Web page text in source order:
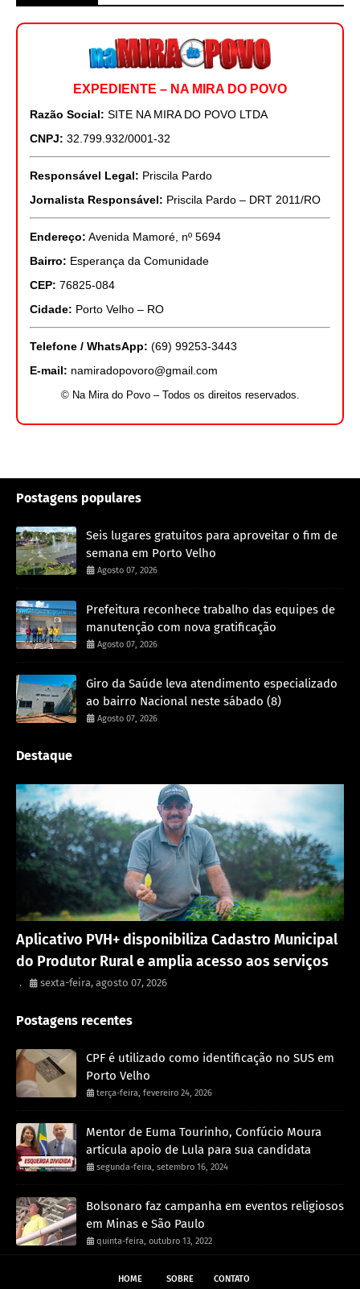
EXPEDIENTE – NA MIRA DO POVO
Razão Social: SITE NA MIRA DO POVO LTDA
CNPJ: 32.799.932/0001-32
Responsável Legal: Priscila Pardo
Jornalista Responsável: Priscila Pardo – DRT 2011/RO
Endereço: Avenida Mamoré, nº 5694
Bairro: Esperança da Comunidade
CEP: 76825-084
Cidade: Porto Velho – RO
Telefone / WhatsApp: (69) 99253-3443
E-mail: namiradopovoro@gmail.com
© Na Mira do Povo – Todos os direitos reservados.
Postagens populares
Seis lugares gratuitos para aproveitar o fim de
semana em Porto Velho
Agosto 07, 2026
Prefeitura reconhece trabalho das equipes de
manutenção com nova gratificação
Agosto 07, 2026
Giro da Saúde leva atendimento especializado
ao bairro Nacional neste sábado (8)
Agosto 07, 2026
Destaque
Aplicativo PVH+ disponibiliza Cadastro Municipal
do Produtor Rural e amplia acesso aos serviços
. sexta-feira, agosto 07, 2026
Postagens recentes
CPF é utilizado como identificação no SUS em
Porto Velho
terça-feira, fevereiro 24, 2026
Mentor de Euma Tourinho, Confúcio Moura
articula apoio de Lula para sua candidata
segunda-feira, setembro 16, 2024
Bolsonaro faz campanha em eventos religiosos
em Minas e São Paulo
quinta-feira, outubro 13, 2022
HOME SOBRE CONTATO